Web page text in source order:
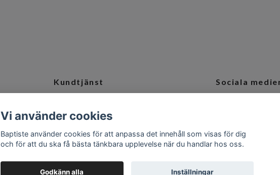
Kundtjänst
info@camillabaptiste.se
Sociala
Vi använder cookies
Baptiste använder cookies för att anpassa det innehåll som visas för dig
och för att du ska få bästa tänkbara upplevelse när du handlar hos oss.
Godkänn alla Inställningar